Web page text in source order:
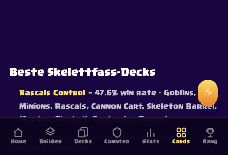
Home Builder Decks Counter Stats Cards Rang
Beste Skelettfass-Decks
Rascals Control — 47.6% win rate · Goblins,
Minions, Rascals, Cannon Cart, Skeleton Barrel,
Mortar, Fireball, Barbarian Barrel
Siegraten aus laufenden Ranglisten-Kämpfen —
☕